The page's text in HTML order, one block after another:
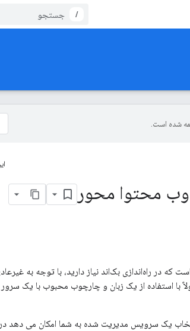
/
شده است.
که در راه‌اندازی بک‌اند نیاز دارید، با توجه به
با استفاده از یک زبان و چارچوب محبوب با یک
یک سرویس مدیریت شده به شما امکان می